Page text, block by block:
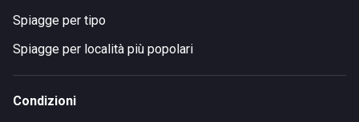
Spiagge per tipo
Spiagge per località più popolari
Condizioni